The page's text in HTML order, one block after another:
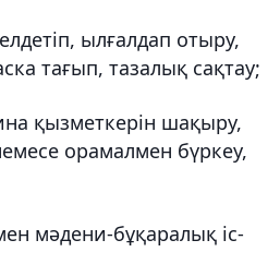
ылғалдап отыру,
тағып, тазалық сақтау;
қызметкерін шақыру,
орамалмен бүркеу,
мәдени-бұқаралық іс-